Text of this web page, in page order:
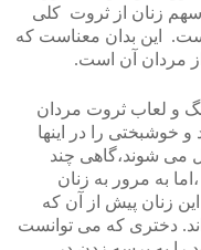
زنان از ثروت کلی
این بدان معناست که
مردان آن است.
و لعاب ثروت مردان
خوشبختی را در اینها
می شوند،گاهی چند
به مرور به زنان
زنان پیش از آن که
دختری که می توانست